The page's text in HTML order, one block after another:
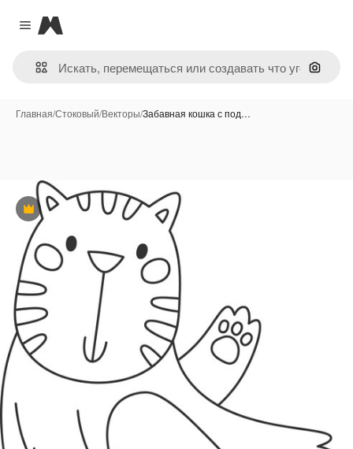
Close menu
Magnific
Поиск
Главная/Стоковый/Векторы/Забавная кошка с под…
Премиум